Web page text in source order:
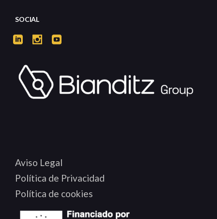
SOCIAL
Aviso Legal
Política de Privacidad
Política de cookies